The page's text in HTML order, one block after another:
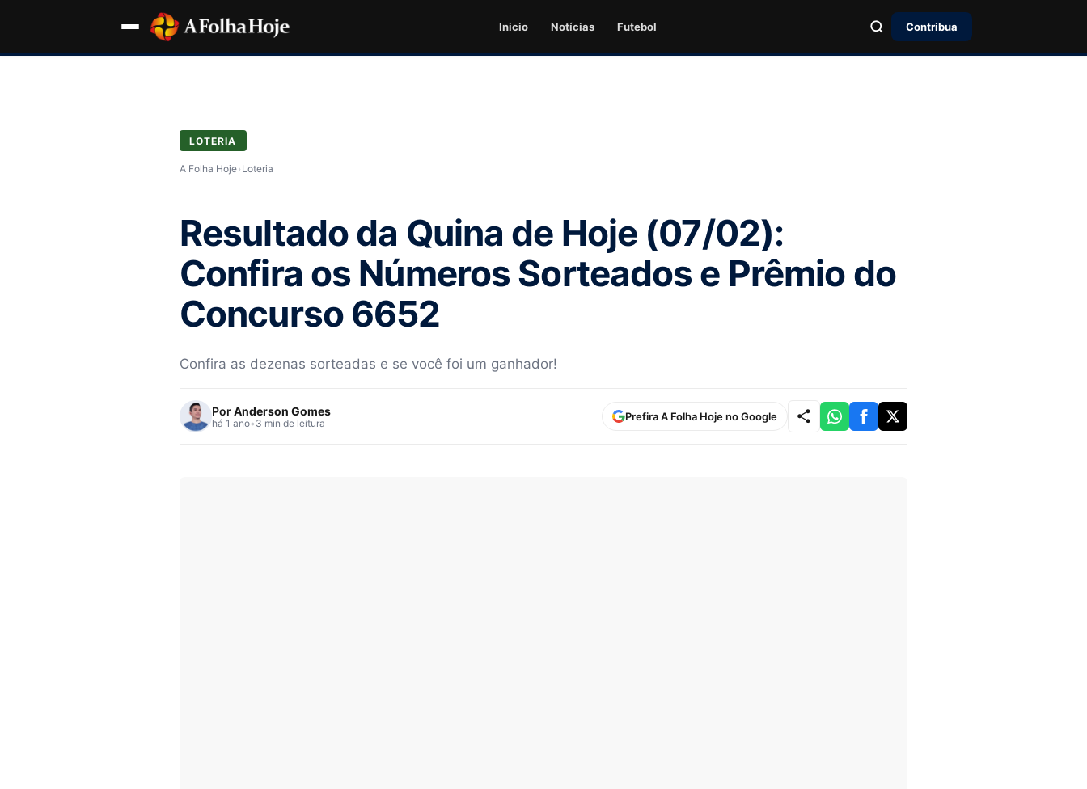
Inicio Notícias Futebol Contribua
LOTERIA
A Folha Hoje› Loteria
Resultado da Quina de Hoje (07/02):
Confira os Números Sorteados e Prêmio do
Concurso 6652
Confira as dezenas sorteadas e se você foi um ganhador!
PorAnderson Gomes
há 1 ano• 3 min de leitura
Prefira A Folha Hoje no Google